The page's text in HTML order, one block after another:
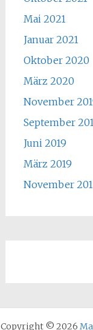
Mai 2021
Januar 2021
Oktober 2020
März 2020
November
September
Juni 2019
März 2019
November
Copyright © 2026